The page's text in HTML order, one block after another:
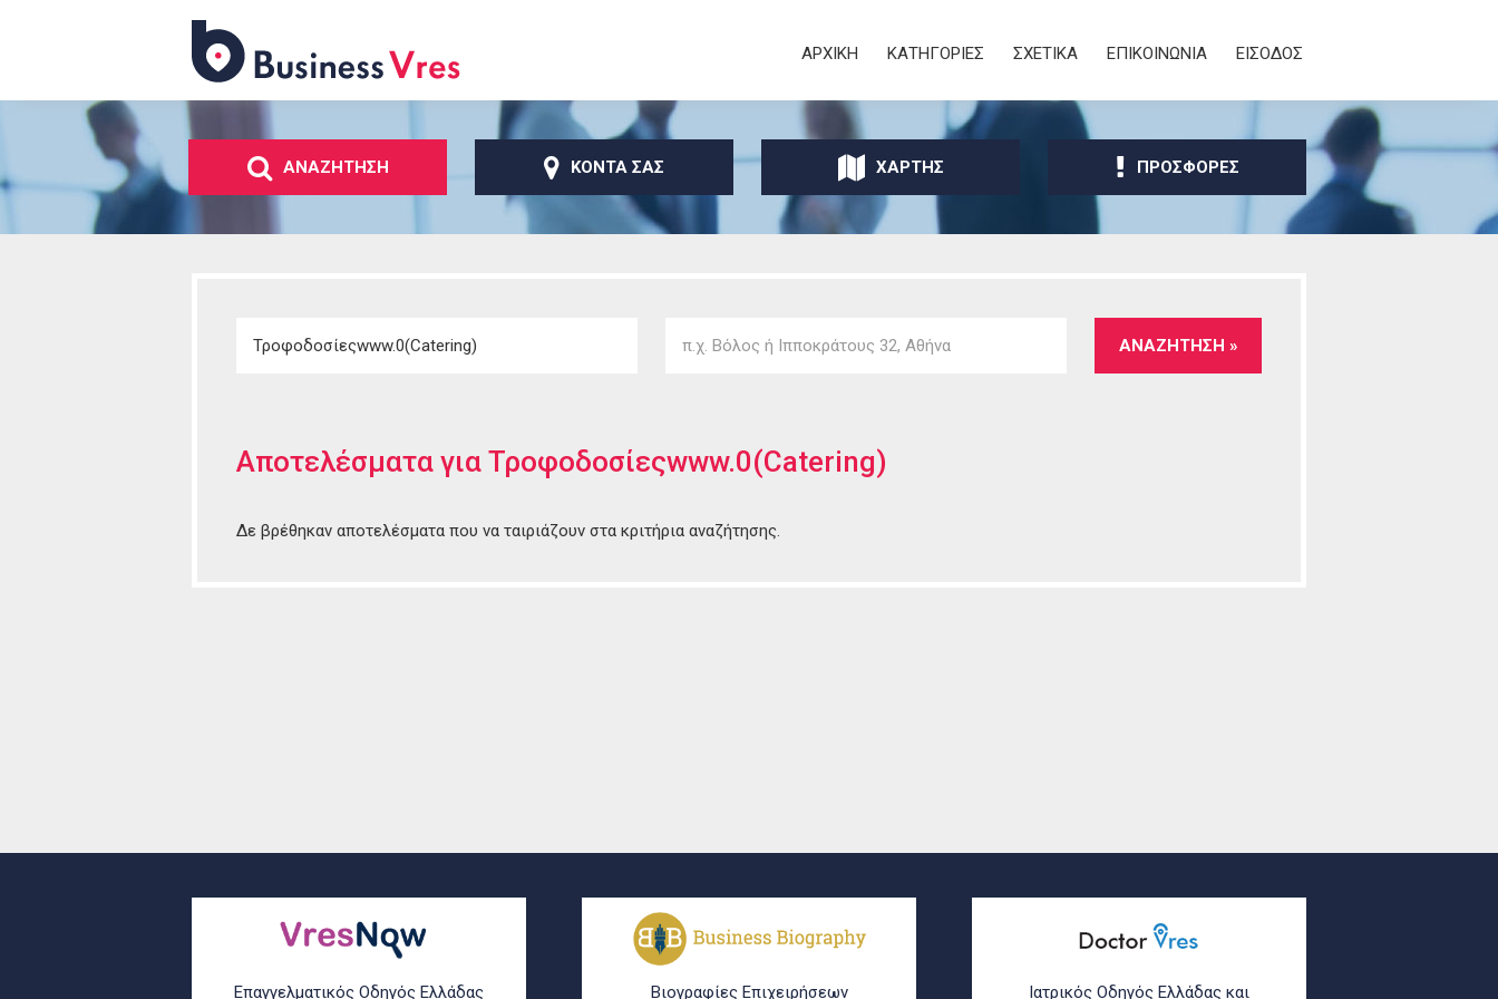
κυρίως περιεχόμενο
Business
Vres
Secondary
ΑΡΧΙΚΗ ΚΑΤΗΓΟΡΙΕΣ ΣΧΕΤΙΚΑ ΕΠΙΚΟΙΝΩΝΙΑ ΕΙΣΟΔΟΣ
ΑΝΑΖΗΤΗΣΗ ΚΟΝΤΑ ΣΑΣ ΧΑΡΤΗΣ ΠΡΟΣΦΟΡΕΣ
Αποτελέσματα για Τροφοδοσίεςwww.0(Catering)
Δε βρέθηκαν αποτελέσματα που να ταιριάζουν στα κριτήρια αναζήτησης.
Επαγγελματικός Οδηγός Ελλάδας Βιογραφίες Επιχειρήσεων Ιατρικός Οδηγός Ελλάδας και